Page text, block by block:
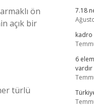
ön
açık bir
türlü
7.18
kadro
6
vardır